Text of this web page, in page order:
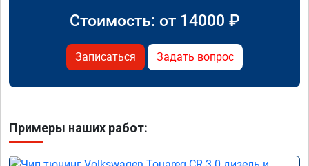
Стоимость: от 14000 ₽
Записаться Задать вопрос
Примеры наших работ: